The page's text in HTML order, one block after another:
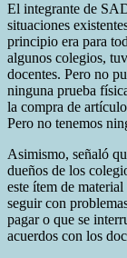
El integrante de
situaciones
principio era para
algunos colegios,
docentes. Pero no
ninguna prueba
la compra de
Pero no tenemos
Asimismo, señaló
dueños de los
este ítem de
seguir con
pagar o que se
acuerdos con los